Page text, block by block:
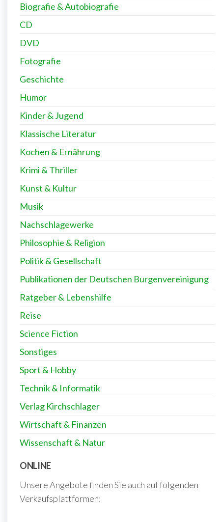
Biografie & Autobiografie
CD
DVD
Fotografie
Geschichte
Humor
Kinder & Jugend
Klassische Literatur
Kochen & Ernährung
Krimi & Thriller
Kunst & Kultur
Musik
Nachschlagewerke
Philosophie & Religion
Politik & Gesellschaft
Publikationen der Deutschen Burgenvereinigung
Ratgeber & Lebenshilfe
Reise
Science Fiction
Sonstiges
Sport & Hobby
Technik & Informatik
Verlag Kirchschlager
Wirtschaft & Finanzen
Wissenschaft & Natur
ONLINE
Unsere Angebote finden Sie auch auf folgenden
Verkaufsplattformen: